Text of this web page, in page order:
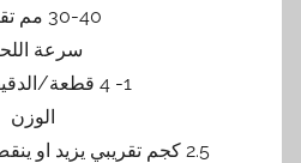
30-40 مم تقريبي
سرعة
1- 4 قطعة/الدقيقة تقريبا
الوزن
2.5 كجم تقريبي يزيد او ينقص حسب التحديثات